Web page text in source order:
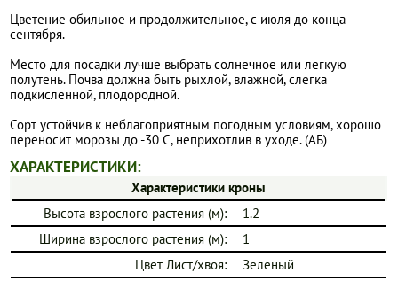
Цветение обильное и продолжительное, с июля до конца
сентября.
Место для посадки лучше выбрать солнечное или легкую
полутень. Почва должна быть рыхлой, влажной, слегка
подкисленной, плодородной.
Сорт устойчив к неблагоприятным погодным условиям, хорошо
переносит морозы до -30 С, неприхотлив в уходе. (АБ)
ХАРАКТЕРИСТИКИ:
Характеристики кроны
Высота взрослого растения (м):
1.2
Ширина взрослого растения (м):
1
Цвет Лист/хвоя:
Зеленый